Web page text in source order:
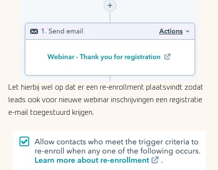
Let hierbij wel op dat er een re-enrollment plaatsvindt zodat
leads ook voor nieuwe webinar inschrijvingen een registratie
e-mail toegestuurd krijgen.